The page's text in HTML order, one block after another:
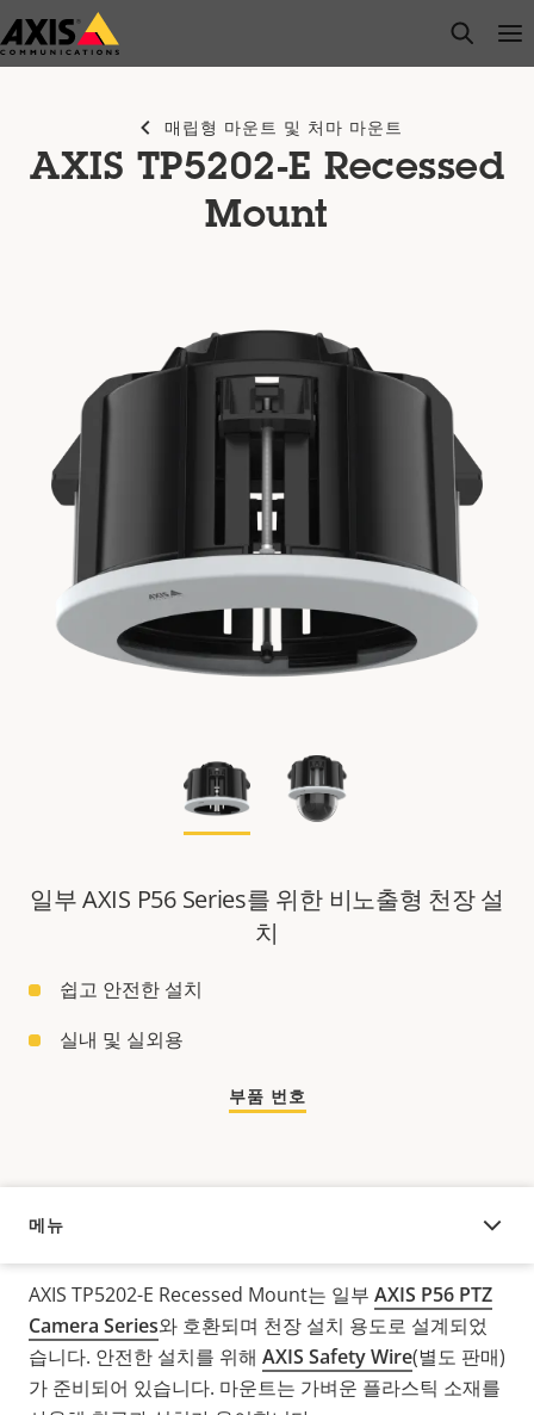
주
요
open
매립형 마운트 및 처마 마운트
AXIS TP5202-E Recessed
Mount
일부 AXIS P56 Series를 위한 비노출형 천장 설
치
쉽고 안전한 설치
실내 및 실외용
부품 번호
메뉴
오버뷰
AXIS TP5202-E Recessed Mount는 일부 AXIS P56 PTZ
Camera Series와 호환되며 천장 설치 용도로 설계되었
습니다. 안전한 설치를 위해 AXIS Safety Wire(별도 판매)
가 준비되어 있습니다. 마운트는 가벼운 플라스틱 소재를